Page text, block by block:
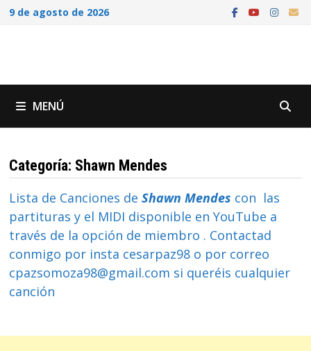
Saltar
9 de agosto de 2026
MENÚ
Categoría: Shawn Mendes
Lista de Canciones deShawn Mendes con las
partituras y el MIDI disponible en YouTube a
través de la opción de miembro . Contactad
conmigo por insta cesarpaz98 o por correo
cpazsomoza98@gmail.com si queréis cualquier
canción